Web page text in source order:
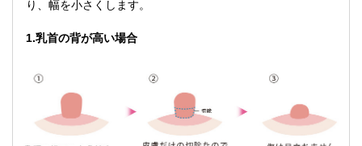
り、幅を小さくします。
1.乳首の背が高い場合